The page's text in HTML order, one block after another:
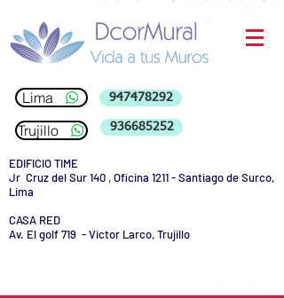
Lima 947478292
Trujillo 936685252
EDIFICIO TIME
Jr Cruz del Sur 140 , Oficina 1211 - Santiago de Surco,
Lima
CASA RED
Av. El golf 719 - Victor Larco, Trujillo